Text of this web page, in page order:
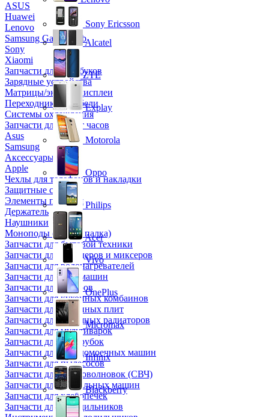
ASUS
Huawei
Lenovo
Samsung Galaxy Tab
Sony
Xiaomi
Запчасти для ноутбуков
Зарядные устройства
Матрицы/экраны/дисплеи
Переходники и кабели
Системы охлаждения
Запчасти для смарт часов
Asus
Samsung
Аксессуары
Apple
Чехлы для телефонов и накладки
Защитные стекла
Элементы питания
Держатель
Наушники
Моноподы (Селфи палка)
Запчасти для бытовой техники
Запчасти для блендеров и миксеров
Запчасти для водонагревателей
Запчасти для кофемашин
Запчасти для кулеров
Запчасти для кухонных комбаинов
Запчасти для кухонных плит
Запчасти для масляных радиаторов
Запчасти для мультиварок
Запчасти для мясорубок
Запчасти для посудомоечных машин
Запчасти для пылесосов
Запчасти для микроволновок (СВЧ)
Запчасти для стиральных машин
Запчасти для хлебопечек
Запчасти для холодильников
Sony Ericsson
Alcatel
ZTE
Explay
Motorola
Oppo
Philips
Acer
Vivo
OnePlus
Micromax
Infinix
Blackberry